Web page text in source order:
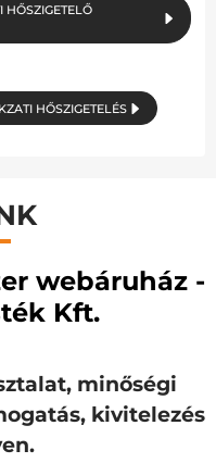
HŐSZIGETELŐ
HŐSZIGETELÉS
webáruház -
Kft.
minőségi
kivitelezés